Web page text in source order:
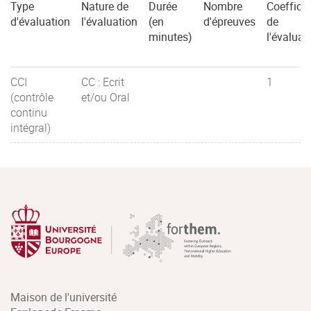
Type
d'évaluation
Nature de
l'évaluation
Durée
(en
minutes)
Nombre
d'épreuves
de
CCI
(contrôle
continu
intégral)
CC : Ecrit
et/ou Oral
1
Maison de l'université